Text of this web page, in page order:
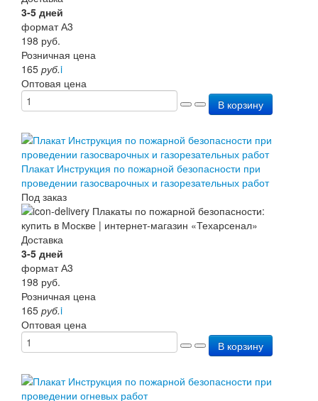
3-5 дней
формат А3
198 руб.
Розничная цена
165 руб.i
Оптовая цена
В корзину
Плакат Инструкция по пожарной безопасности при
проведении газосварочных и газорезательных работ
Под заказ
Доставка
3-5 дней
формат А3
198 руб.
Розничная цена
165 руб.i
Оптовая цена
В корзину